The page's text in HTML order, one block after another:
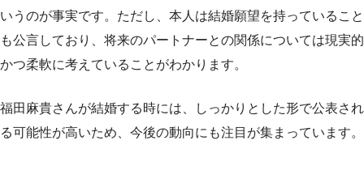
いうのが事実です。ただし、本人は結婚願望を持っていること
も公言しており、将来のパートナーとの関係については現実的
かつ柔軟に考えていることがわかります。
福田麻貴さんが結婚する時には、しっかりとした形で公表され
る可能性が高いため、今後の動向にも注目が集まっています。